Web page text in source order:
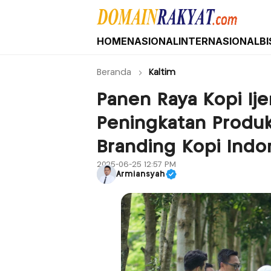
Domain Rakyat
Berita Hari Ini Terkini dan Terbaru
HOMENASIONALINTERNASIONAL
Beranda Kaltim
Panen Raya Kopi
Peningkatan
Branding Kopi
2025-06-25 12:57 PM
Armiansyah